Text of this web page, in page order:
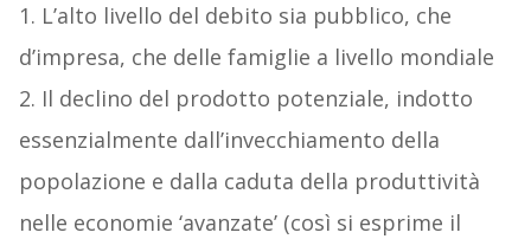
1. L’alto livello del debito sia pubblico, che
d’impresa, che delle famiglie a livello mondiale
2. Il declino del prodotto potenziale, indotto
essenzialmente dall’invecchiamento della
popolazione e dalla caduta della produttività
nelle economie ‘avanzate’ (così si esprime il